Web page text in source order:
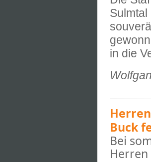
in die
Buck
Bei
Herren